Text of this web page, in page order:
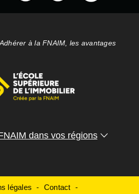
Adhérer à la FNAIM, les avantages
dans vos régions
légales Contact